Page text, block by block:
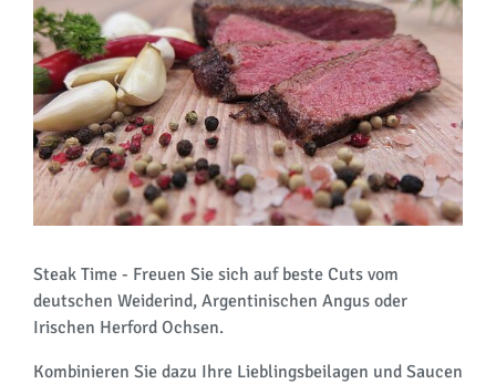
Steak Time - Freuen Sie sich auf beste Cuts vom
deutschen Weiderind, Argentinischen Angus oder
Irischen Herford Ochsen.
Kombinieren Sie dazu Ihre Lieblingsbeilagen und Saucen